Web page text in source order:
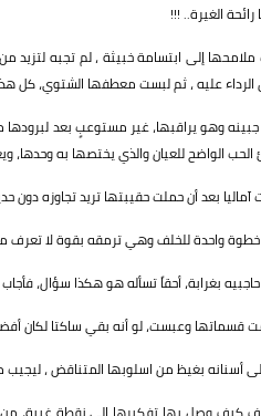
رائحة الغيرة.. !!!
ملامحها إلى ابتسامة خبيثة ، لم تجبه
الرداء عليه ، ثم لبست معطفها الشتوي، كل
وهو يراقبها، غير مستوعبٍ بعد لبرودها
الواضح للعيان والذي يختصها به وحدها،
آماليا بعد أن حملت حقيبتها تريد تجاوزه
واحدة للخلف وهي ترمقه بقوة لا تعرف
بغرابة، أحقاً تسأله هو هكذا سؤال،
قسماتها وعبست، لو أنه بقي ساكتا لكان
أسنانه بغيظ من اسلوبها المتناقض ،